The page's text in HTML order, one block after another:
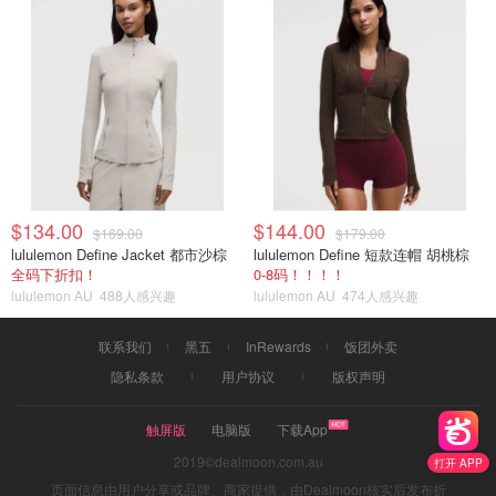
打开 APP
$134.00 $169.00
lululemon Define Jacket 都市沙棕
全码下折扣！
lululemon AU 488人感兴趣
$144.00 $179.00
lululemon Define 短款连帽 胡桃棕
0-8码！！！！
lululemon AU 474人感兴趣
联系我们 黑五 InRewards
饭团外卖
隐私条款
用户协议 版权声明
触屏版 电脑版
下载App
2019©dealmoon.com.au
页面信息由用户分享或品牌、商家提供，由Dealmoon核实后发布折